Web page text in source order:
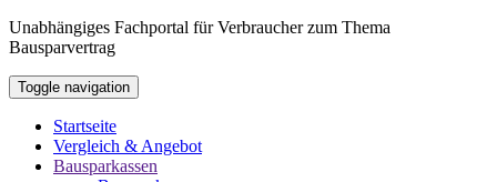
Unabhängiges Fachportal für Verbraucher zum Thema
Bausparvertrag
Toggle navigation
Startseite
Vergleich & Angebot
Bausparkassen